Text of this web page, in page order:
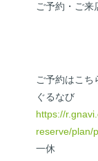
ご予約・ご来
ご予約はこち
ぐるなび
https://
reserve/plan/
一休